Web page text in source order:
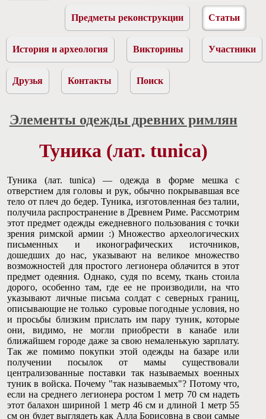
Предметы реконструкции Статьи
История и археология Викторины Участники
Друзья Контакты Поиск
Элементы одежды древних римлян
Туника (лат. tunica)
Туника (лат. tunica) — одежда в форме мешка с
отверстием для головы и рук, обычно покрывавшая все
тело от плеч до бедер. Туника, изготовленная без талии,
получила распространение в Древнем Риме. Рассмотрим
этот предмет одежды ежедневного пользования с точки
зрения римской армии :) Множество археологических
письменных и иконографических источников,
дошедших до нас, указывают на великое множество
возможностей для простого легионера облачится в этот
предмет одеяния. Однако, судя по всему, ткань стоила
дорого, особенно там, где ее не производили, на что
указывают личные письма солдат с северных границ,
описывающие не только суровые погодные условия, но
и просьбы близким прислать им пару туник, которые
они, видимо, не могли приобрести в канабе или
ближайшем городе даже за свою немаленькую зарплату.
Так же помимо покупки этой одежды на базаре или
получении посылок от мамы существовали
централизованные поставки так называемых военных
туник в войска. Почему "так называемых"? Потому что,
если на среднего легионера ростом 1 метр 70 см надеть
этот балахон шириной 1 метр 46 см и длиной 1 метр 55
см он будет выглядеть как Алла Борисовна в свои самые